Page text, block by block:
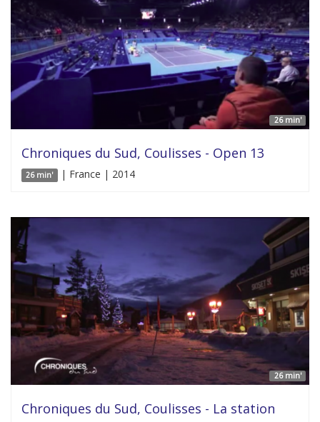
26 min'
Chroniques du Sud, Coulisses - Open 13
26 min' | France | 2014
26 min'
Chroniques du Sud, Coulisses - La station